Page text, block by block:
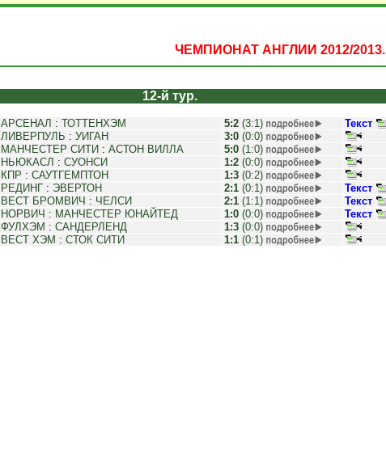
ЧЕМПИОНАТ АНГЛИИ 2012/2013.
12-й тур.
АРСЕНАЛ : ТОТТЕНХЭМ 5:2(3:1)
Текст
ЛИВЕРПУЛЬ : УИГАН 3:0(0:0)
МАНЧЕСТЕР СИТИ : АСТОН ВИЛЛА 5:0(1:0)
НЬЮКАСЛ : СУОНСИ 1:2(0:0)
КПР : САУТГЕМПТОН 1:3(0:2)
РЕДИНГ: ЭВЕРТОН 2:1(0:1)
Текст
ВЕСТ БРОМВИЧ : ЧЕЛСИ 2:1(1:1)
Текст
НОРВИЧ : МАНЧЕСТЕР ЮНАЙТЕД 1:0(0:0)
Текст
ФУЛХЭМ : САНДЕРЛЕНД 1:3(0:0)
ВЕСТ ХЭМ : СТОК СИТИ 1:1(0:1)